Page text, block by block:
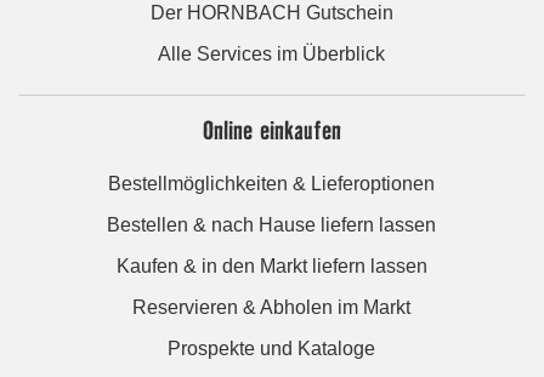
Der HORNBACH Gutschein
Alle Services im Überblick
Online einkaufen
Bestellmöglichkeiten & Lieferoptionen
Bestellen & nach Hause liefern lassen
Kaufen & in den Markt liefern lassen
Reservieren & Abholen im Markt
Prospekte und Kataloge